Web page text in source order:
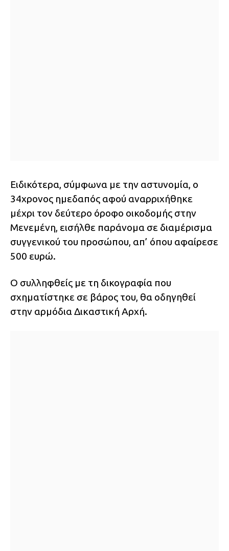
Ειδικότερα, σύμφωνα με την αστυνομία, ο
34χρονος ημεδαπός αφού αναρριχήθηκε
μέχρι τον δεύτερο όροφο οικοδομής στην
Μενεμένη, εισήλθε παράνομα σε διαμέρισμα
συγγενικού του προσώπου, απ’ όπου αφαίρεσε
500 ευρώ.
Ο συλληφθείς με τη δικογραφία που
σχηματίστηκε σε βάρος του, θα οδηγηθεί
στην αρμόδια Δικαστική Αρχή.